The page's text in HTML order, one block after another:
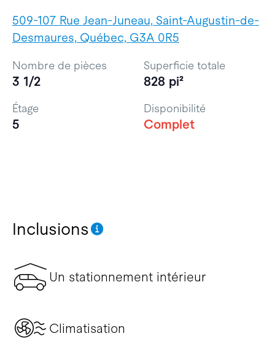
509-107 Rue Jean-Juneau, Saint-Augustin-de-
Desmaures, Québec, G3A 0R5
Inclusions
Un stationnement intérieur
Climatisation
Nombre de pièces
3 1/2
Superficie totale
828 pi²
Étage
5
Disponibilité
Complet